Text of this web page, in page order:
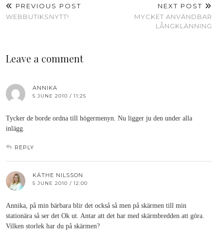
PREVIOUS POST
WEBBUTIKSNYTT!
NEXT POST
MYCKET ANVÄNDBAR
LÅNGKLÄNNING
Leave a comment
ANNIKA
5 JUNE 2010 / 11:25
Tycker de borde ordna till högermenyn. Nu ligger ju den under alla
inlägg.
REPLY
KÄTHE NILSSON
5 JUNE 2010 / 12:00
Annika, på min bärbara blir det också så men på skärmen till min
stationära så ser det Ok ut. Antar att det har med skärmbredden att göra.
Vilken storlek har du på skärmen?